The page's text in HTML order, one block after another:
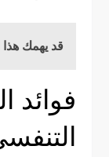
قد يهمك هذا
فوائد